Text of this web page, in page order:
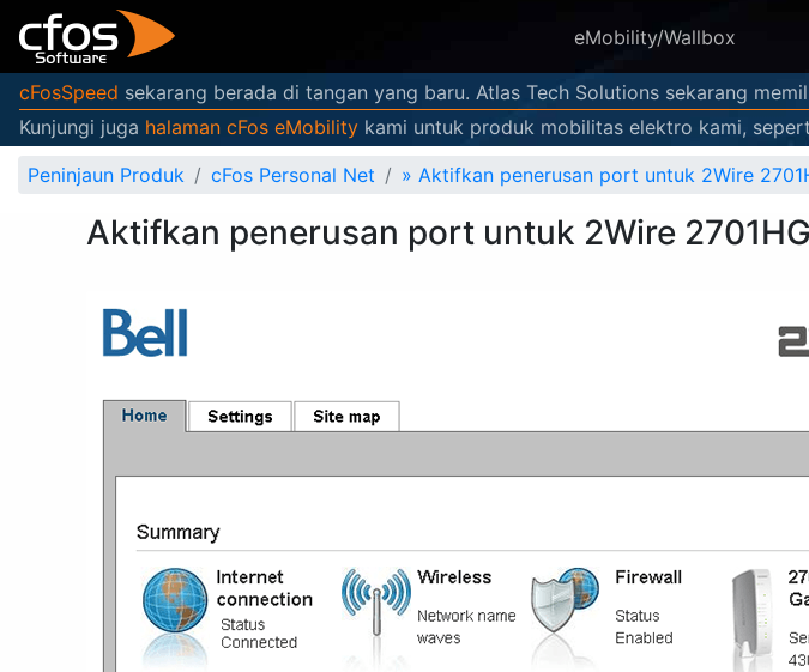
eMobility/Wallbox
cFosSpeed sekarang berada di tangan yang baru. Atlas Tech Solutions sekarang
Kunjungi juga halaman cFos eMobility kami untuk produk mobilitas elektro kami,
Peninjaun Produk
cFos Personal Net » Aktifkan penerusan port untuk 2Wire
Aktifkan penerusan port untuk 2Wire